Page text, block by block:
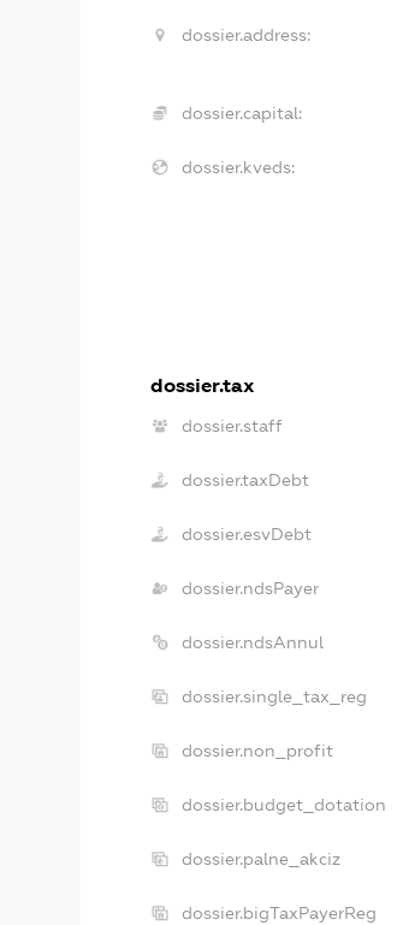
dossier.address:
dossier.capital:
dossier.kveds:
dossier.tax
dossier.staff
dossier.taxDebt
dossier.esvDebt
dossier.ndsPayer
dossier.ndsAnnul
dossier.single_tax_reg
dossier.non_profit
dossier.budget_dotation
dossier.palne_akciz
dossier.bigTaxPayerReg